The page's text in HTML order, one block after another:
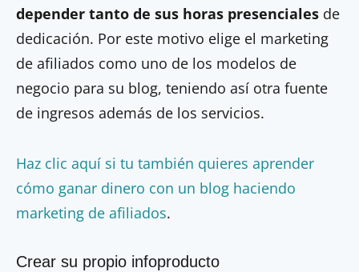
depender tanto de sus horas presenciales de
dedicación. Por este motivo elige el marketing
de afiliados como uno de los modelos de
negocio para su blog, teniendo así otra fuente
de ingresos además de los servicios.
Haz clic aquí si tu también quieres aprender
cómo ganar dinero con un blog haciendo
marketing de afiliados.
Crear su propio infoproducto